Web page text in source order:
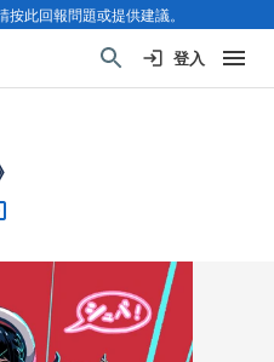
此回報問題或提供建議。
登入